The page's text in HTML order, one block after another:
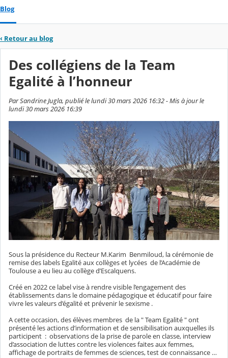
Blog
‹ Retour au blog
Des collégiens de la Team
Egalité à l’honneur
Par Sandrine Jugla, publié le lundi 30 mars 2026 16:32 - Mis à jour le
lundi 30 mars 2026 16:39
Sous la présidence du Recteur M.Karim Benmiloud, la cérémonie de
remise des labels Egalité aux collèges et lycées de l’Académie de
Toulouse a eu lieu au collège d’Escalquens.
Créé en 2022 ce label vise à rendre visible l’engagement des
établissements dans le domaine pédagogique et éducatif pour faire
vivre les valeurs d’égalité et prévenir le sexisme .
A cette occasion, des élèves membres de la " Team Egalité " ont
présenté les actions d’information et de sensibilisation auxquelles ils
participent : observations de la prise de parole en classe, interview
d’association de luttes contre les violences faites aux femmes,
affichage de portraits de femmes de sciences, test de connaissance …